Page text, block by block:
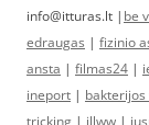
info@itturas.lt | be
edraugas | fizinio
ansta | filmas24 |
ineport |
tricking | illww |